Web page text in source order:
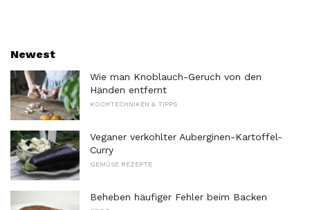
Newest
Wie man Knoblauch-Geruch von den
Händen entfernt
KOCHTECHNIKEN & TIPPS
Veganer verkohlter Auberginen-Kartoffel-
Curry
GEMÜSE REZEPTE
Beheben häufiger Fehler beim Backen